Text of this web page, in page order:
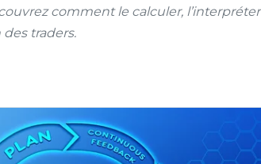
comment le calculer, l’interpréter
traders.